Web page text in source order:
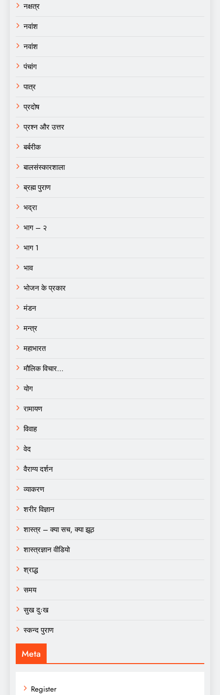
नक्षत्र
नवांश
नवांश
पंचांग
पात्र
प्रदोष
प्रश्न और उत्तर
बर्बरीक
बालसंस्कारशाला
ब्रह्म पुराण
भद्रा
भाग – २
भाग 1
भाव
भोजन के प्रकार
मंडन
मन्त्र
महाभारत
मौलिक विचार…
योग
रामायण
विवाह
वेद
वैराग्य दर्शन
व्याकरण
शरीर विज्ञान
शास्त्र – क्या सच, क्या झूठ
शास्त्रज्ञान वीडियो
श्राद्ध
समय
सुख दुःख
स्कन्द पुराण
Meta
Register